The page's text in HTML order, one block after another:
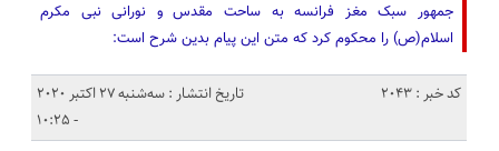
جمهور سبک مغز فرانسه به ساحت مقدس و نورانی نبی مکرم
اسلام(ص) را محکوم کرد که متن این پیام بدین شرح است:
کد خبر : 2043
تاریخ انتشار : سه‌شنبه 27 اکتبر 2020
- 10:25